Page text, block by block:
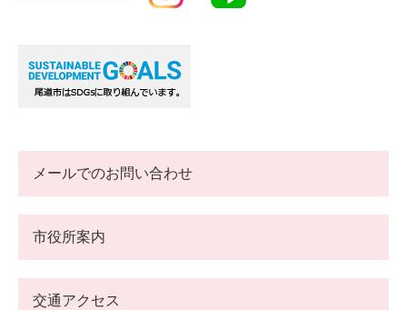
メールでのお問い合わせ
市役所案内
交通アクセス